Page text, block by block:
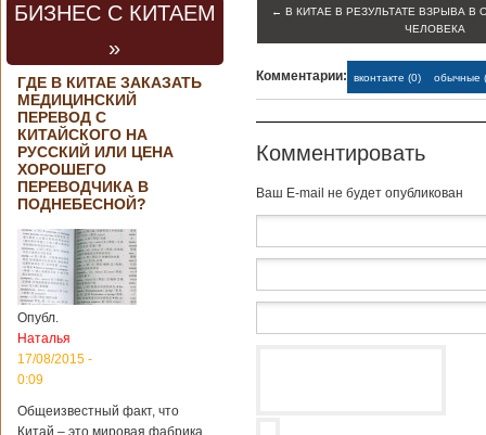
БИЗНЕС С КИТАЕМ
»
ГДЕ В КИТАЕ ЗАКАЗАТЬ
МЕДИЦИНСКИЙ
ПЕРЕВОД С
КИТАЙСКОГО НА
РУССКИЙ ИЛИ ЦЕНА
ХОРОШЕГО
ПЕРЕВОДЧИКА В
ПОДНЕБЕСНОЙ?
Опубл.
Наталья
17/08/2015 -
0:09
Общеизвестный факт, что
Китай – это мировая фабрика.
← В КИТАЕ В РЕЗУЛЬТАТЕ ВЗРЫВА В
ЧЕЛОВЕКА
Комментарии: вконтакте (0) обычные
Комментировать
Baш E-mail не будет опубликован